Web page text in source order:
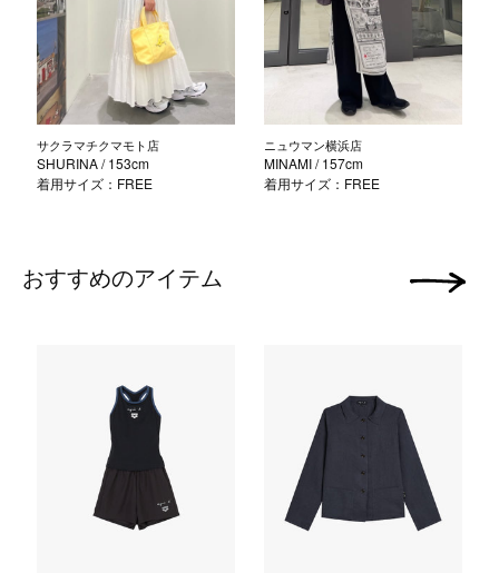
サクラマチクマモト店
SHURINA/ 153cm
着用サイズ：FREE
ニュウマン横浜店
MINAMI/ 157cm
着用サイズ：FREE
おすすめのアイテム 次の画像